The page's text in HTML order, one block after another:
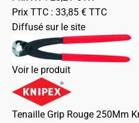
Prix TTC : 33,85 € TTC
Diffusé sur le site
Voir le produit
Tenaille Grip Rouge 250Mm